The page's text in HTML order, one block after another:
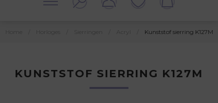
Kunststof sierring K127M
KUNSTSTOF SIERRING K127M